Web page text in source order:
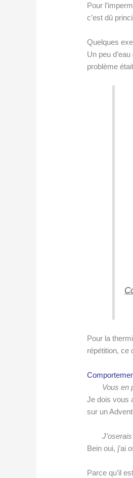
Pour
c’est dû
Quelques
Un peu
problème
Pour la
répétition, ce
Vous en
Je dois vous
sur un
Bein oui, j’ai
Parce qu’il